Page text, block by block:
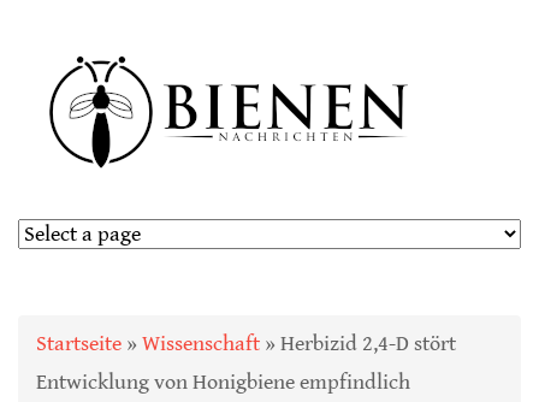
Sie sind hier
Startseite » Wissenschaft » Herbizid 2,4-D stört
Entwicklung von Honigbiene empfindlich